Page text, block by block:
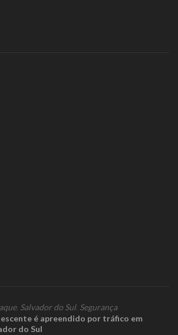
, Salvador do Sul, Segurança
é apreendido por tráfico em
do Sul